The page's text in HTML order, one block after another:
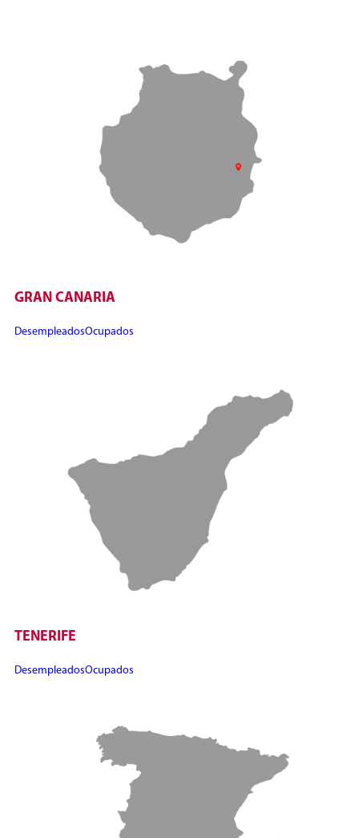
GRAN CANARIA
DesempleadosOcupados
TENERIFE
DesempleadosOcupados